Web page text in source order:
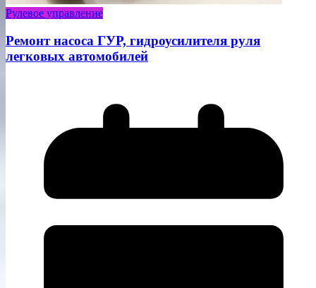
Рулевое управление
Ремонт насоса ГУР, гидроусилителя руля
легковых автомобилей